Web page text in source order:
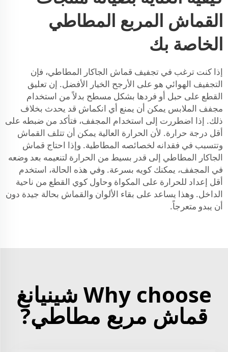
القماش المربع المطاطي
الخاصة بك
إذا كنت ترغب في تجفيف قماش الجاكار المطاطي، فإن
التجفيف الهوائي هو على الأرجح الخيار الأفضل. إن تعليق
القطع على حبل أو فردها بشكل مسطح بدلاً من استخدام
مجفف الملابس يمكن أن يمنع أي انكماش قد يحدث بخلاف
ذلك. إذا اضطررت إلى استخدام المجفف، فتأكد من ضبطه على
أقل درجة حرارة. لأن الحرارة العالية يمكن أن تتلف القماش
وتتسبب في فقدانه لخصائصه المطاطية. وإذا احتاج قماش
الجاكار المطاطي إلى قدر بسيط من الحرارة لتنعيمه بعد وضعه
في المجفف، يمكنك كويه بسرعة. وفي هذه الحالة، استخدم
أقل إعداد للحرارة على المكواة وحاول كوي القطع من ناحية
الداخل. وهذا يساعد على بقاء الألوان والقماش بحالة جيدة دون
أن يبدو متعرجاً.
Why choose شينيانغ
قماش مربع مطاطي?